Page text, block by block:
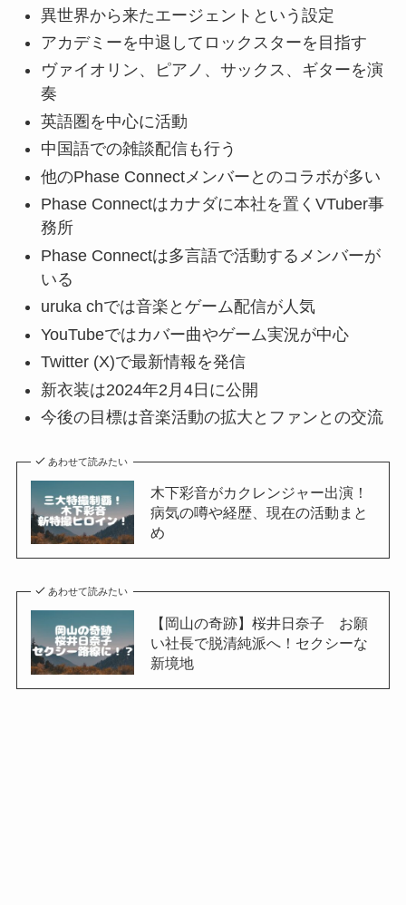
異世界から来たエージェントという設定
アカデミーを中退してロックスターを目指す
ヴァイオリン、ピアノ、サックス、ギターを演
奏
英語圏を中心に活動
中国語での雑談配信も行う
他のPhase Connectメンバーとのコラボが多い
Phase Connectはカナダに本社を置くVTuber事
務所
Phase Connectは多言語で活動するメンバーが
いる
uruka chでは音楽とゲーム配信が人気
YouTubeではカバー曲やゲーム実況が中心
Twitter (X)で最新情報を発信
新衣装は2024年2月4日に公開
今後の目標は音楽活動の拡大とファンとの交流
あわせて読みたい
木下彩音がカクレンジャー出演！
病気の噂や経歴、現在の活動まと
め
あわせて読みたい
【岡山の奇跡】桜井日奈子 お願
い社長で脱清純派へ！セクシーな
新境地